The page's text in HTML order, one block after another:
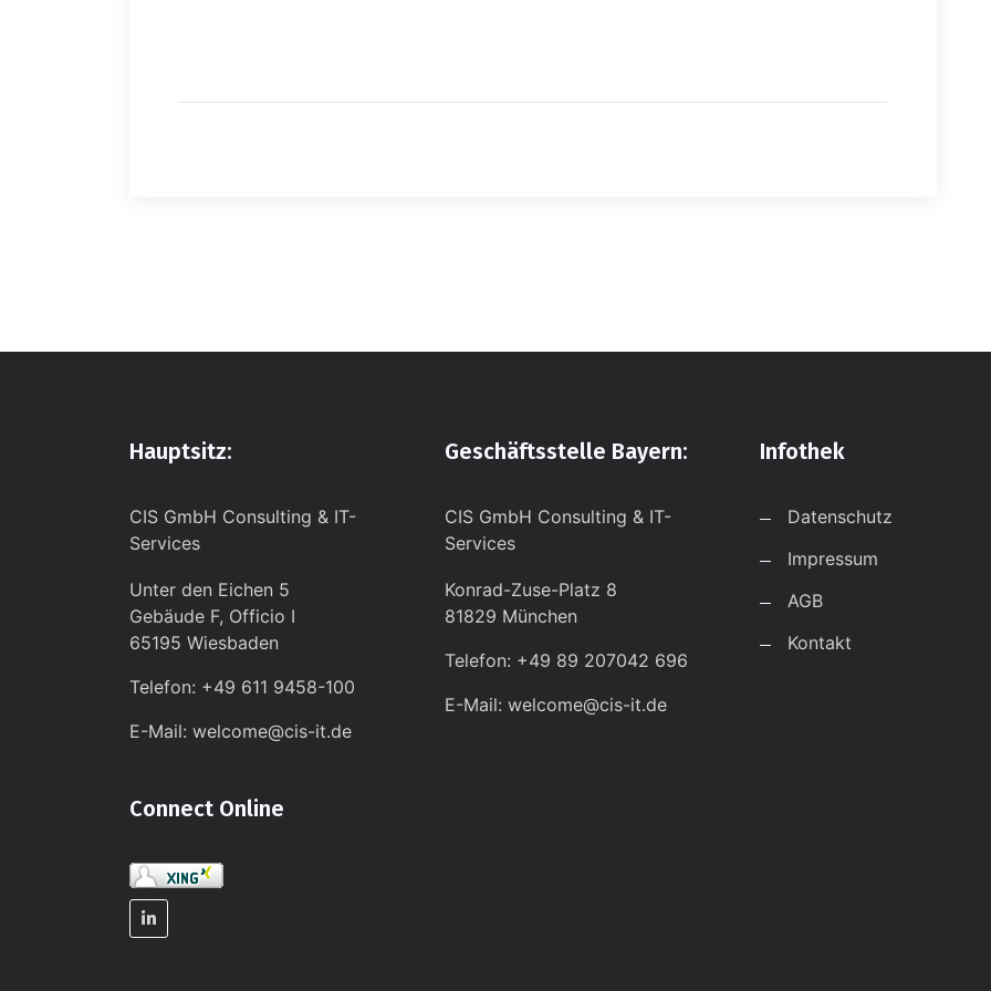
Hauptsitz:
CIS GmbH Consulting & IT-
Services
Unter den Eichen 5
Gebäude F, Officio I
65195 Wiesbaden
Telefon: +49 611 9458-100
E-Mail: welcome@cis-it.de
Connect Online
Geschäftsstelle Bayern:
CIS GmbH Consulting & IT-
Services
Konrad-Zuse-Platz 8
81829 München
Telefon: +49 89 207042 696
E-Mail: welcome@cis-it.de
Infothek
Datenschutz
Impressum
AGB
Kontakt